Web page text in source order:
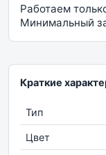
Работаем
Минимальный
Краткие
Тип
Цвет